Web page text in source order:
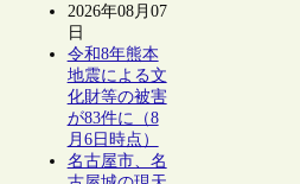
2026年08月07
日
令和8年熊本
地震による文
化財等の被害
が83件に（8
月6日時点）
名古屋市、名